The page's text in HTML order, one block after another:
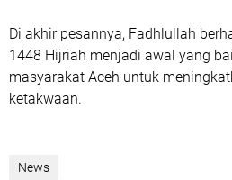
Di akhir pesannya, Fadhlullah
1448 Hijriah menjadi awal yang
masyarakat Aceh untuk
ketakwaan.
News